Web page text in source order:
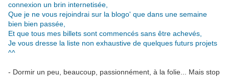
connexion un brin internetisée,
Que je ne vous rejoindrai sur la blogo' que dans une semaine
bien bien passée,
Et que tous mes billets sont commencés sans être achevés,
Je vous dresse la liste non exhaustive de quelques futurs projets
^^
- Dormir un peu, beaucoup, passionnément, à la folie... Mais stop